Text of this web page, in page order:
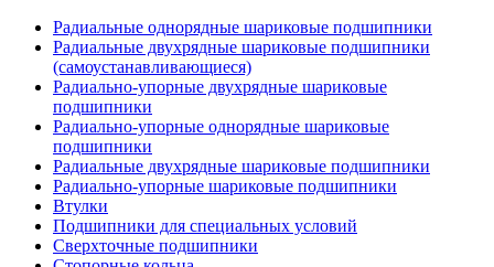
Радиальные однорядные шариковые подшипники
Радиальные двухрядные шариковые подшипники
(самоустанавливающиеся)
Радиально-упорные двухрядные шариковые
подшипники
Радиально-упорные однорядные шариковые
подшипники
Радиальные двухрядные шариковые подшипники
Радиально-упорные шариковые подшипники
Втулки
Подшипники для специальных условий
Сверхточные подшипники